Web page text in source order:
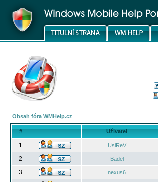
Obsah fóra WMHelp.cz
# Uživatel
1 UsiReV
2 Badel
3 nexus6